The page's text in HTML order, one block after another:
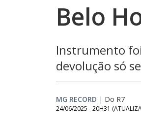
Belo
Instrumento
devolução só
MG RECORD | Do R7
24/06/2025 - 20H31